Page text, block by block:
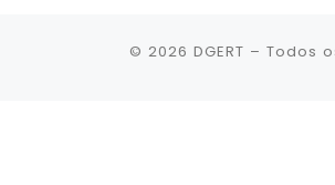
© 2026 DGERT – Todos